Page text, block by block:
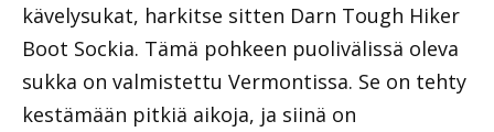
kävelysukat, harkitse sitten Darn Tough Hiker
Boot Sockia. Tämä pohkeen puolivälissä oleva
sukka on valmistettu Vermontissa. Se on tehty
kestämään pitkiä aikoja, ja siinä on